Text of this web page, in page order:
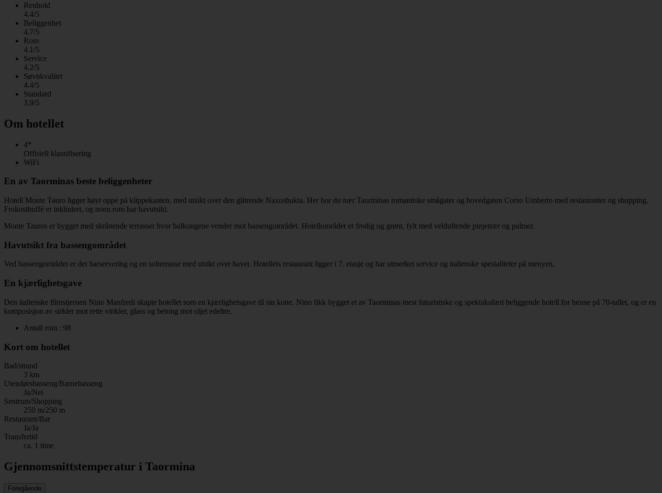
Renhold
4.4/5
Beliggenhet
4.7/5
Rom
4.1/5
Service
4.2/5
Søvnkvalitet
4.4/5
Standard
3.9/5
Om hotellet
4*
Offisiell klassifisering
WiFi
En av Taorminas beste beliggenheter
Hotell Monte Tauro ligger høyt oppe på klippekanten, med utsikt over den glitrende Naxosbukta. Her bor du nær Taorminas romantiske smågater og hovedgaten Corso Umberto med restauranter og shopping.
Frokostbuffé er inkludert, og noen rom har havutsikt.
Monte Tauros er bygget med skrånende terrasser hvor balkongene vender mot bassengområdet. Hotellområdet er frodig og grønt, fylt med velduftende pinjetrær og palmer.
Havutsikt fra bassengområdet
Ved bassengområdet er det barservering og en solterrasse med utsikt over havet. Hotellets restaurant ligger i 7. etasje og har utmerket service og italienske spesialiteter på menyen.
En kjærlighetsgave
Den italienske filmstjernen Nino Manfredi skapte hotellet som en kjærlighetsgave til sin kone. Nino fikk bygget et av Taorminas mest futuristiske og spektakulært beliggende hotell for henne på 70-tallet, og er en
komposisjon av sirkler mot rette vinkler, glass og betong mot oljet edeltre.
Antall rom : 98
Kort om hotellet
Bad/strand
3 km
Utendørsbasseng/Barnebasseng
Ja/Nei
Sentrum/Shopping
250 m/250 m
Restaurant/Bar
Ja/Ja
Transfertid
ca. 1 time
Gjennomsnittstemperatur i Taormina
Foregående